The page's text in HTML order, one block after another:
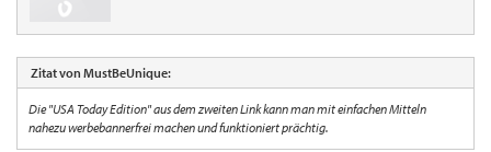
Zitat von MustBeUnique:
Die "USA Today Edition" aus dem zweiten Link kann man mit einfachen Mitteln
nahezu werbebannerfrei machen und funktioniert prächtig.